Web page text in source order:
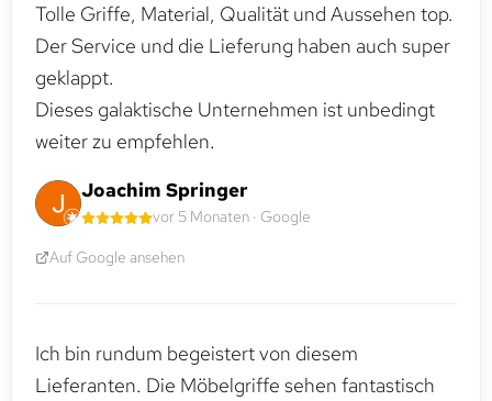
Tolle Griffe, Material, Qualität und Aussehen top.
Der Service und die Lieferung haben auch super
geklappt.
Dieses galaktische Unternehmen ist unbedingt
weiter zu empfehlen.
Joachim Springer
vor 5 Monaten · Google
Auf Google ansehen
Ich bin rundum begeistert von diesem
Lieferanten. Die Möbelgriffe sehen fantastisch